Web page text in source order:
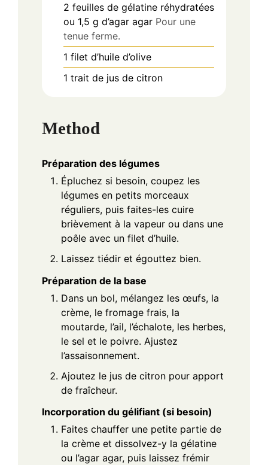
2 feuilles de gélatine réhydratées
ou 1,5 g d’agar agar Pour une
tenue ferme.
1 filet d’huile d’olive
1 trait de jus de citron
Method
Préparation des légumes
Épluchez si besoin, coupez les
légumes en petits morceaux
réguliers, puis faites-les cuire
brièvement à la vapeur ou dans une
poêle avec un filet d’huile.
Laissez tiédir et égouttez bien.
Préparation de la base
Dans un bol, mélangez les œufs, la
crème, le fromage frais, la
moutarde, l’ail, l’échalote, les herbes,
le sel et le poivre. Ajustez
l’assaisonnement.
Ajoutez le jus de citron pour apport
de fraîcheur.
Incorporation du gélifiant (si besoin)
Faites chauffer une petite partie de
la crème et dissolvez-y la gélatine
ou l’agar agar, puis laissez frémir